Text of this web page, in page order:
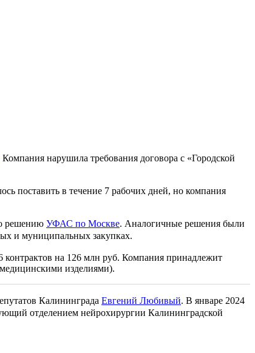
Компания нарушила требования договора с «Городской
поставить в течение 7 рабочих дней, но компания
решению УФАС по Москве. Аналогичные решения были
и муниципальных закупках.
контрактов на 126 млн руб. Компания принадлежит
изделиями).
Калининграда Евгений Любивый. В январе 2024
отделением нейрохирургии Калининградской